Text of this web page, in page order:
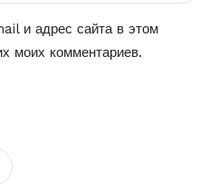
и адрес сайта в этом
моих комментариев.